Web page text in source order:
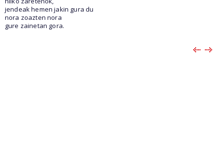
jendeak hemen jakin gura du
nora zoazten nora
gure zainetan gora.